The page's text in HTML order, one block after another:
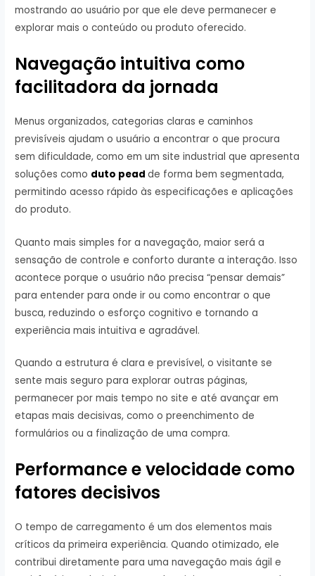
mostrando ao usuário por que ele deve permanecer e
explorar mais o conteúdo ou produto oferecido.
Navegação intuitiva como
facilitadora da jornada
Menus organizados, categorias claras e caminhos
previsíveis ajudam o usuário a encontrar o que procura
sem dificuldade, como em um site industrial que apresenta
soluções como duto pead de forma bem segmentada,
permitindo acesso rápido às especificações e aplicações
do produto.
Quanto mais simples for a navegação, maior será a
sensação de controle e conforto durante a interação. Isso
acontece porque o usuário não precisa “pensar demais”
para entender para onde ir ou como encontrar o que
busca, reduzindo o esforço cognitivo e tornando a
experiência mais intuitiva e agradável.
Quando a estrutura é clara e previsível, o visitante se
sente mais seguro para explorar outras páginas,
permanecer por mais tempo no site e até avançar em
etapas mais decisivas, como o preenchimento de
formulários ou a finalização de uma compra.
Performance e velocidade como
fatores decisivos
O tempo de carregamento é um dos elementos mais
críticos da primeira experiência. Quando otimizado, ele
contribui diretamente para uma navegação mais ágil e